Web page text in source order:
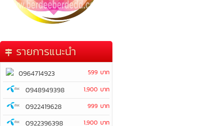
รายการแนะนำ
0964714923 599 บาท
0948949398 1,900 บาท
0922419628 999 บาท
0922396398 1,900 บาท